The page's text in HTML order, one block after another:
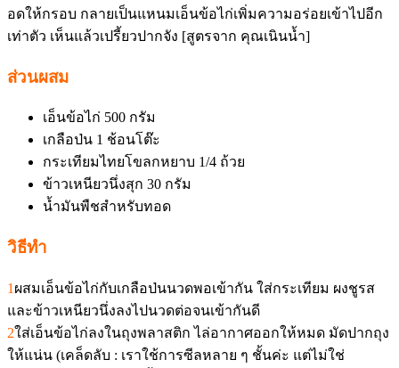
อดให้กรอบ กลายเป็นแหนมเอ็นข้อไก่เพิ่มความอร่อยเข้าไปอีก
เท่าตัว เห็นแล้วเปรี้ยวปากจัง [สูตรจาก คุณเนินน้ำ]
ส่วนผสม
เอ็นข้อไก่ 500 กรัม
เกลือป่น 1 ช้อนโต๊ะ
กระเทียมไทยโขลกหยาบ 1/4 ถ้วย
ข้าวเหนียวนึ่งสุก 30 กรัม
น้ำมันพืชสำหรับทอด
วิธีทำ
1 ผสมเอ็นข้อไก่กับเกลือป่นนวดพอเข้ากัน ใส่กระเทียม ผงชูรส
และข้าวเหนียวนึ่งลงไปนวดต่อจนเข้ากันดี
2ใส่เอ็นข้อไก่ลงในถุงพลาสติก ไล่อากาศออกให้หมด มัดปากถุง
ให้แน่น (เคล็ดลับ : เราใช้การซีลหลาย ๆ ชั้นค่ะ แต่ไม่ใช่